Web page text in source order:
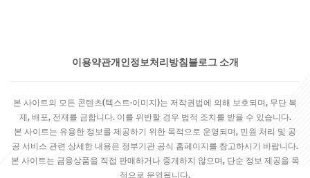
이용약관개인정보처리방침 블로그 소개
본 사이트의 모든 콘텐츠(텍스트·이미지)는 저작권법에 의해 보호되며, 무단 복
제, 배포, 전재를 금합니다. 이를 위반할 경우 법적 조치를 받을 수 있습니다.
본 사이트는 유용한 정보를 제공하기 위한 목적으로 운영되며, 민원 처리 및 공
공 서비스 관련 상세한 내용은 정부기관 공식 홈페이지를 참고하시기 바랍니다.
본 사이트는 금융상품을 직접 판매하거나 중개하지 않으며, 단순 정보 제공을 목
적으로 운영됩니다.